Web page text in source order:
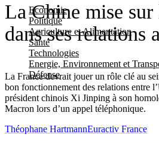
Economie
Politique
Agriculture et Alimentation
Santé
Technologies
Energie, Environnement et
Défense
La Chine mise sur
dans ses relations
La France devrait jouer un rôle clé au
bon fonctionnement des relations entre
président chinois Xi Jinping à son
Macron lors d’un appel téléphonique.
Théophane HartmannEuractiv France